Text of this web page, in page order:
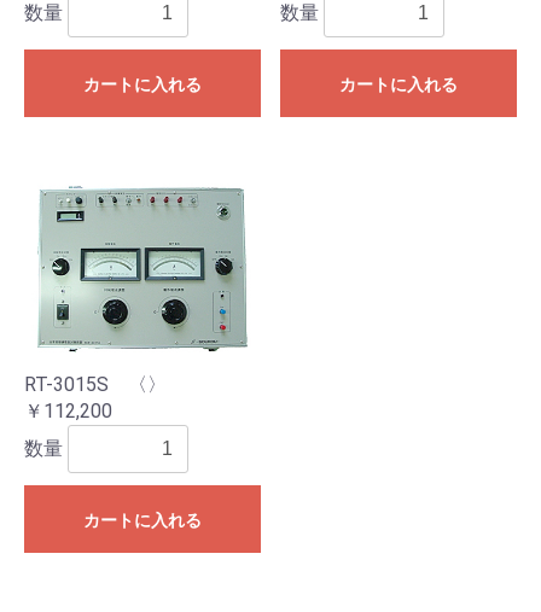
数量
カートに入れる
数量
カートに入れる
RT-3015S 〈〉
￥112,200
数量
カートに入れる